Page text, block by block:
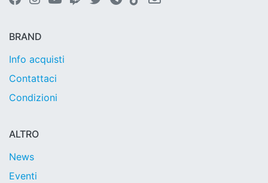
BRAND
Info acquisti
Contattaci
Condizioni
ALTRO
News
Eventi